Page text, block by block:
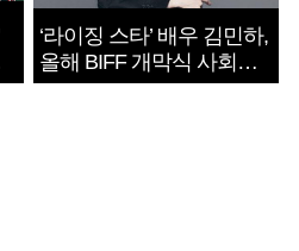
‘라이징 스타’ 배우 김민하,
올해 BIFF 개막식 사회자
확정